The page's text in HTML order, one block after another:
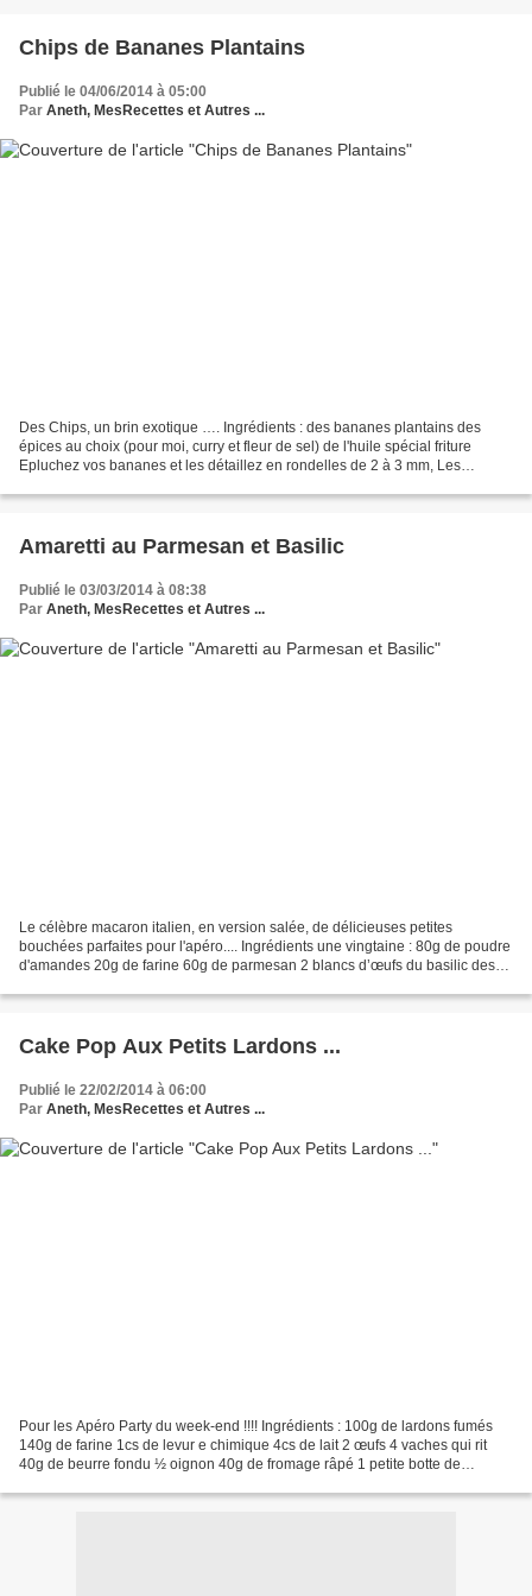
Chips de Bananes Plantains
Publié le 04/06/2014 à 05:00
Par Aneth, MesRecettes et Autres ...
Des Chips, un brin exotique …. Ingrédients : des bananes plantains des
épices au choix (pour moi, curry et fleur de sel) de l'huile spécial friture
Epluchez vos bananes et les détaillez en rondelles de 2 à 3 mm, Les
Amaretti au Parmesan et Basilic
Publié le 03/03/2014 à 08:38
Par Aneth, MesRecettes et Autres ...
Le célèbre macaron italien, en version salée, de délicieuses petites
bouchées parfaites pour l'apéro.... Ingrédients une vingtaine : 80g de poudre
d'amandes 20g de farine 60g de parmesan 2 blancs d’œufs du basilic des
Cake Pop Aux Petits Lardons ...
Publié le 22/02/2014 à 06:00
Par Aneth, MesRecettes et Autres ...
Pour les Apéro Party du week-end !!!! Ingrédients : 100g de lardons fumés
140g de farine 1cs de levur e chimique 4cs de lait 2 œufs 4 vaches qui rit
40g de beurre fondu ½ oignon 40g de fromage râpé 1 petite botte de